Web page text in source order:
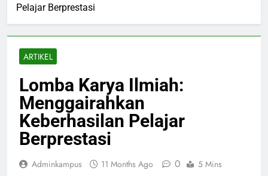
Pelajar Berprestasi
ARTIKEL
Lomba Karya Ilmiah:
Menggairahkan
Keberhasilan Pelajar
Berprestasi
Adminkampus 11 Months Ago 0 5 Mins